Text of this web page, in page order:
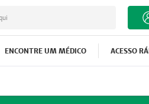
ENCONTRE UM MÉDICO ACESSO